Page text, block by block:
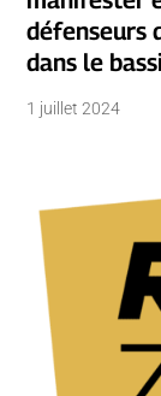
défenseurs
dans le
1 juillet 2024